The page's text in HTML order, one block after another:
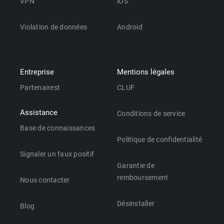
Violation de données Android
Entreprise
Partenairest
Assistance
Base de connaissances
Signaler un faux positif
Nous contacter
Blog
Mentions légales
CLUF
Conditions de service
Politique de confidentialité
Garantie de
remboursement
Désinstaller